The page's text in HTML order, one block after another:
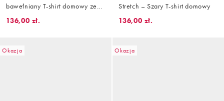
bawełniany T-shirt domowy ze
stretchem
136,00 zł.
Stretch – Szary T-shirt domowy
136,00 zł.
Okazja Okazja